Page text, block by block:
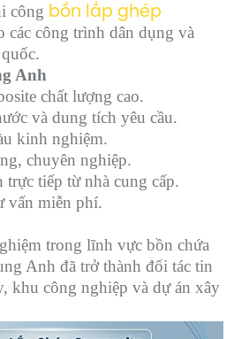
công bồn lắp ghép
các công trình dân dụng và
Anh
chất lượng cao.
và dung tích yêu cầu.
kinh nghiệm.
chuyên nghiệp.
trực tiếp từ nhà cung cấp.
vấn miễn phí.
trong lĩnh vực bồn chứa
Anh đã trở thành đối tác tin
khu công nghiệp và dự án xây